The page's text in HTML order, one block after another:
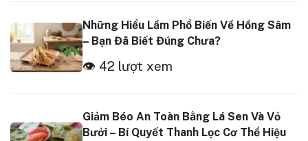
Những Hiểu Lầm Phổ Biến Về Hồng Sâm
– Bạn Đã Biết Đúng Chưa?
👁 42 lượt xem
Giảm Béo An Toàn Bằng Lá Sen Và Vỏ
Bưởi – Bí Quyết Thanh Lọc Cơ Thể Hiệu